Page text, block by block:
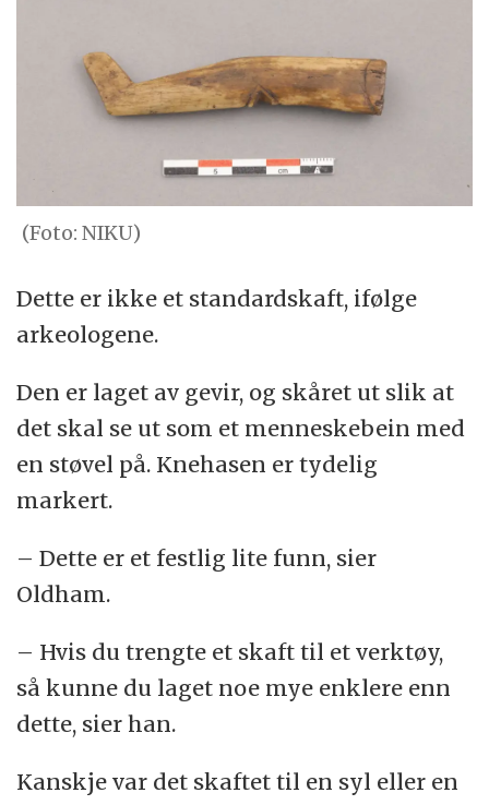
(Foto: NIKU)
Dette er ikke et standardskaft, ifølge
arkeologene.
Den er laget av gevir, og skåret ut slik at
det skal se ut som et menneskebein med
en støvel på. Knehasen er tydelig
markert.
– Dette er et festlig lite funn, sier
Oldham.
– Hvis du trengte et skaft til et verktøy,
så kunne du laget noe mye enklere enn
dette, sier han.
Kanskje var det skaftet til en syl eller en